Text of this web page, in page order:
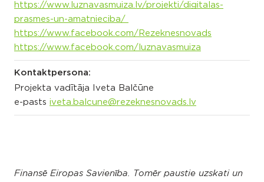
https://www.luznavasmuiza.lv/projekti/digitalas-
prasmes-un-amatnieciba/
https://www.facebook.com/Rezeknesnovads
https://www.facebook.com/luznavasmuiza
Kontaktpersona:
Projekta vadītāja Iveta Balčūne
e-pasts iveta.balcune@rezeknesnovads.lv
Finansē Eiropas Savienība. Tomēr paustie uzskati un